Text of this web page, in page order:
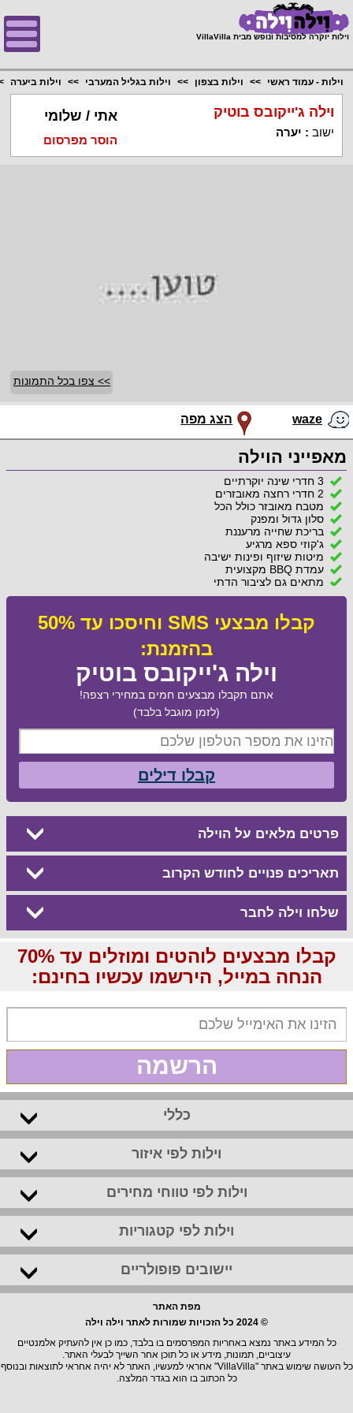
וילות יוקרה למסיבות ונופש מבית VillaVilla
וילות - עמוד ראשי וילות בצפון וילות בגליל המערבי וילות ביערה
וילה ג'ייקובס בוטיק
ישוב : יערה
אתי / שלומי
הוסר מפרסום
>> צפו בכל התמונות
waze הצג מפה
מאפייני הוילה
3 חדרי שינה יוקרתיים
2 חדרי רחצה מאובזרים
מטבח מאובזר כולל הכל
סלון גדול ומפנק
בריכת שחייה מרעננת
ג'קוזי ספא מרגיע
מיטות שיזוף ופינות ישיבה
עמדת BBQ מקצועית
מתאים גם לציבור הדתי
קבלו מבצעי SMS וחיסכו עד 50%
בהזמנת:
וילה ג'ייקובס בוטיק
אתם תקבלו מבצעים חמים במחירי רצפה!
(לזמן מוגבל בלבד)
קבלו דילים
פרטים מלאים על הוילה
תאריכים פנויים לחודש הקרוב
שלחו וילה לחבר
קבלו מבצעים לוהטים ומוזלים עד 70%
הנחה במייל, הירשמו עכשיו בחינם:
הרשמה
כללי
וילות לפי איזור
וילות לפי טווחי מחירים
וילות לפי קטגוריות
יישובים פופולריים
מפת האתר
© 2024 כל הזכויות שמורות לאתר וילה וילה
כל המידע באתר נמצא באחריות המפרסמים בו בלבד, כמו כן אין להעתיק אלמנטיים
עיצוביים, תמונות, מידע או כל תוכן אחר השייך לבעלי האתר.
כל העושה שימוש באתר "VillaVilla" אחראי למעשיו, האתר לא יהיה אחראי לתוצאות ובנוסף
כל הכתוב בו הוא בגדר המלצה.